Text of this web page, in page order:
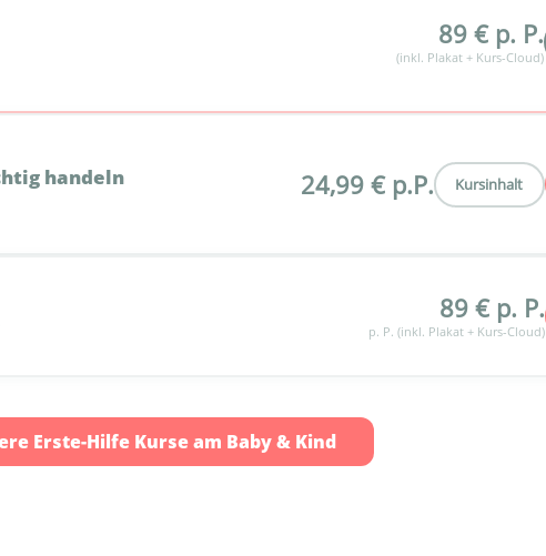
89 € p. P.
(inkl. Plakat + Kurs-Cloud)
handeln 24,99 € p.P. Kursinhalt
89 € p. P.
p. P. (inkl. Plakat + Kurs-Cloud)
Erste-Hilfe Kurse am Baby & Kind